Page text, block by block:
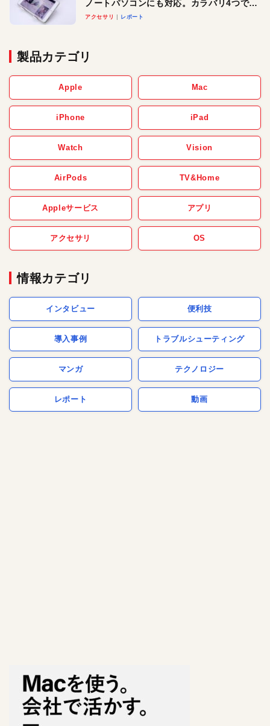
ノートパソコンにも対応。カラバリ4つで選
べる楽しさも
アクセサリ レポート
製品カテゴリ
Apple Mac
iPhone iPad
Watch Vision
AirPods TV&Home
Appleサービス アプリ
アクセサリ OS
情報カテゴリ
インタビュー 便利技
導入事例 トラブルシューティング
マンガ テクノロジー
レポート 動画